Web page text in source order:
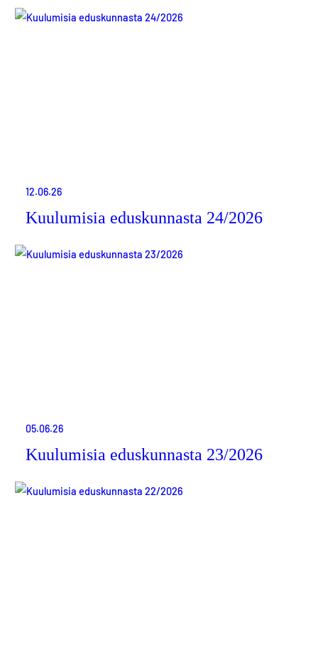
12.06.26
Kuulumisia eduskunnasta 24/2026
05.06.26
Kuulumisia eduskunnasta 23/2026